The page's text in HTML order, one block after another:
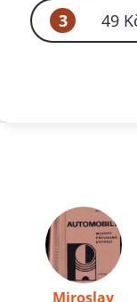
3 49
Miroslav